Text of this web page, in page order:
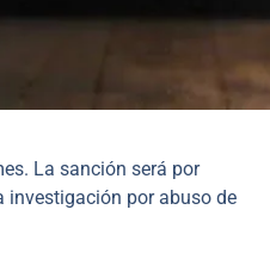
La sanción será por
investigación por abuso de